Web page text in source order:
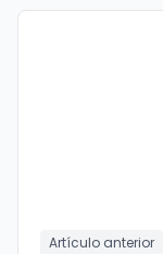
Artículo anterior